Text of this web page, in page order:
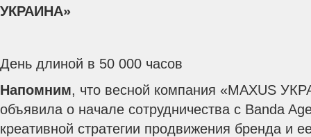
УКРАИНА»
День длиной в 50 000 часов
Напомним, что весной компания «MAXUS
объявила о начале сотрудничества с Banda
креативной стратегии продвижения бренда и